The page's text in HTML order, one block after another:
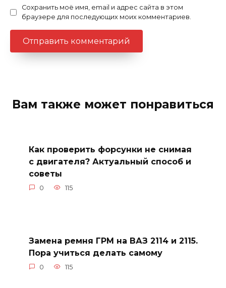
Сохранить моё имя, email и адрес сайта в этом
браузере для последующих моих комментариев.
Вам также может понравиться
Как проверить форсунки не снимая
с двигателя? Актуальный способ и
советы
0 115
Замена ремня ГРМ на ВАЗ 2114 и 2115.
Пора учиться делать самому
0 115